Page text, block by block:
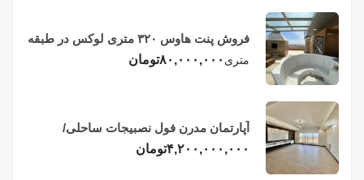
فروش پنت هاوس ۳۲۰ متری لوکس در طبقه
چهاردهم فریدونکنار
متری ۸۰,۰۰۰,۰۰۰تومان
آپارتمان مدرن فول نصبیجات ساحلی/
فریدونکنار
۴,۲۰۰,۰۰۰,۰۰۰تومان